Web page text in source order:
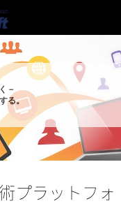
－
る。
プラットフォ